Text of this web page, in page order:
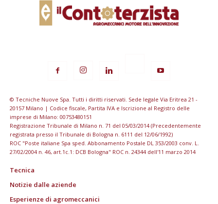
© Tecniche Nuove Spa. Tutti i diritti riservati. Sede legale Via Eritrea 21 -
20157 Milano | Codice fiscale, Partita IVA e Iscrizione al Registro delle
imprese di Milano: 00753480151
Registrazione Tribunale di Milano n. 71 del 05/03/2014 (Precedentemente
registrata presso il Tribunale di Bologna n. 6111 del 12/06/1992)
ROC "Poste italiane Spa sped. Abbonamento Postale DL 353/2003 conv. L.
27/02/2004 n. 46, art.1c.1: DCB Bologna" ROC n. 24344 dell'11 marzo 2014
Tecnica
Notizie dalle aziende
Esperienze di agromeccanici